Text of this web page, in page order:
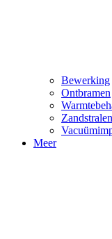
Bewerking
Ontbramen
Meer